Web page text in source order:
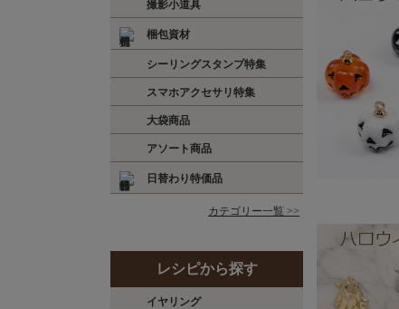
撮影小道具
梱包資材
シーリングスタンプ特集
スマホアクセサリ特集
大袋商品
アソート商品
日替わり特価品
カテゴリー一覧 >>
レシピから探す
イヤリング